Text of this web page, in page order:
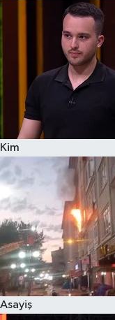
Kim
Asayiş
Kim kimdir?
Kültür Sanat
Sağlık
Siyaset
Teknoloji
Televizyon
Yaşam-Çevre